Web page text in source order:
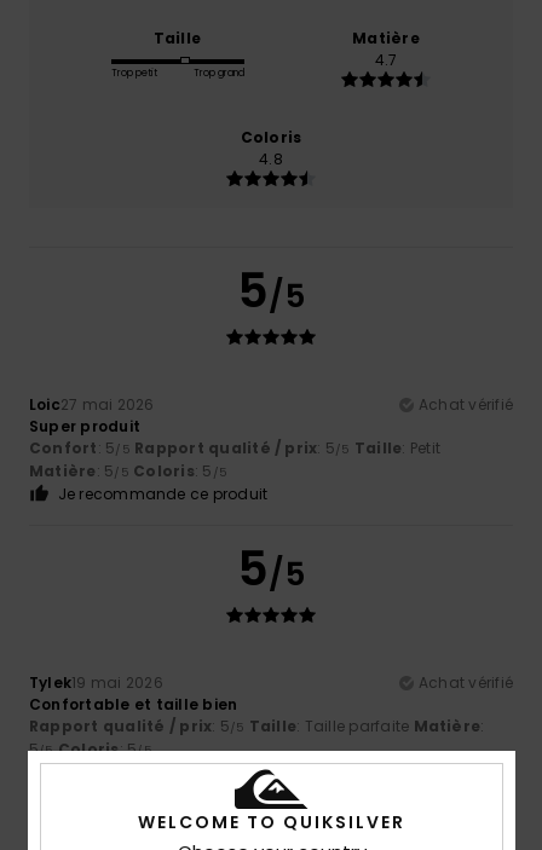
Taille
Trop petit Trop grand
Matière
4.7
Coloris
4.8
5/5
Loic27 mai 2026
Achat vérifié
Super produit
Confort: 5/5 Rapport qualité / prix: 5/5 Taille: Petit
Matière: 5/5 Coloris: 5 /5
Je recommande ce produit
5/5
Tylek19 mai 2026
Achat vérifié
Confortable et taille bien
Rapport qualité / prix: 5/5 Taille: Taille parfaite Matière:
5/5 Coloris: 5/5
Je recommande ce produit
WELCOME TO QUIKSILVER